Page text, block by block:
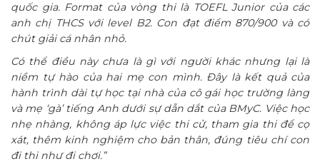
quốc gia. Format của vòng thi là TOEFL Junior của các
anh chị THCS với level B2. Con đạt điểm 870/900 và có
chút giải cá nhân nhỏ.
Có thể điều này chưa là gì với người khác nhưng lại là
niềm tự hào của hai mẹ con mình. Đây là kết quả của
hành trình dài tự học tại nhà của cô gái học trường làng
và mẹ ‘gà’ tiếng Anh dưới sự dẫn dắt của BMyC. Việc học
nhẹ nhàng, không áp lực việc thi cử, tham gia thi để cọ
xát, thêm kinh nghiệm cho bản thân, đúng tiêu chí con
đi thi như đi chơi.”